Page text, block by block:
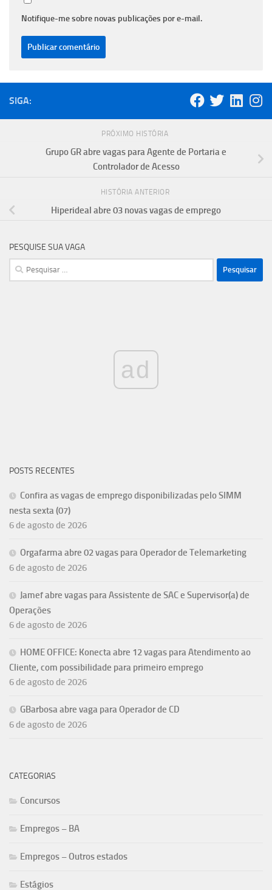
Notifique-me sobre novas publicações por e-mail.
SIGA:
PRÓXIMO HISTÓRIA
Grupo GR abre vagas para Agente de Portaria e
Controlador de Acesso
HISTÓRIA ANTERIOR
Hiperideal abre 03 novas vagas de emprego
PESQUISE SUA VAGA
Pesquisar
por:
ad
POSTS RECENTES
Confira as vagas de emprego disponibilizadas pelo SIMM
nesta sexta (07)
6 de agosto de 2026
Orgafarma abre 02 vagas para Operador de Telemarketing
6 de agosto de 2026
Jamef abre vagas para Assistente de SAC e Supervisor(a) de
Operações
6 de agosto de 2026
HOME OFFICE: Konecta abre 12 vagas para Atendimento ao
Cliente, com possibilidade para primeiro emprego
6 de agosto de 2026
GBarbosa abre vaga para Operador de CD
6 de agosto de 2026
CATEGORIAS
Concursos
Empregos – BA
Empregos – Outros estados
Estágios